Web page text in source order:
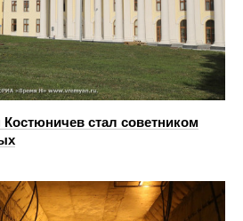
стал советником